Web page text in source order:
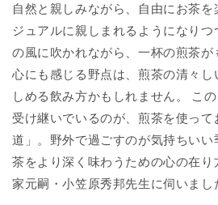
自然と親しみながら、自由にお茶
ジュアルに親しまれるようになり
の風に吹かれながら、一杯の煎茶
心にも感じる野点は、煎茶の清々
しめる飲み方かもしれません。 こ
受け継いでいるのが、煎茶を使っ
道」。野外で過ごすのが気持ちい
茶をより深く味わうための心の在
家元嗣・小笠原秀邦先生に伺いまし